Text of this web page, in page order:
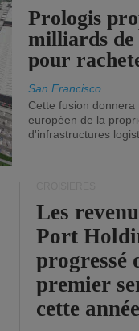
Prologis
milliards
pour
San Francisco
Cette fusion
européen de la
d'infrastructures
Les
Port
progressé
premier
cette